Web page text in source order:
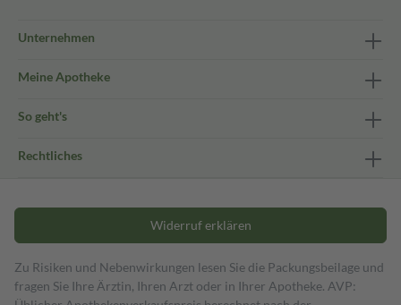
Unternehmen
Meine Apotheke
So geht's
Rechtliches
Widerruf erklären
Zu Risiken und Nebenwirkungen lesen Sie die Packungsbeilage und
fragen Sie Ihre Ärztin, Ihren Arzt oder in Ihrer Apotheke. AVP: